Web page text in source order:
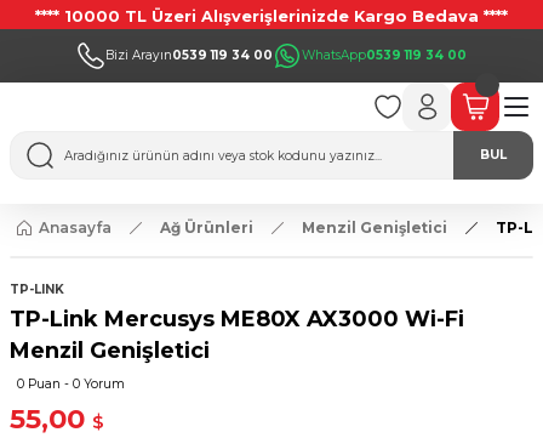
**** 10000 TL Üzeri Alışverişlerinizde Kargo Bedava ****
Bizi Arayın0539 119 34 00 WhatsApp0539 119 34 00
BUL
Anasayfa Ağ Ürünleri Menzil Genişletici TP-
TP-LINK
TP-Link Mercusys ME80X AX3000 Wi-Fi
Menzil Genişletici
0 Puan - 0 Yorum
55,00 $